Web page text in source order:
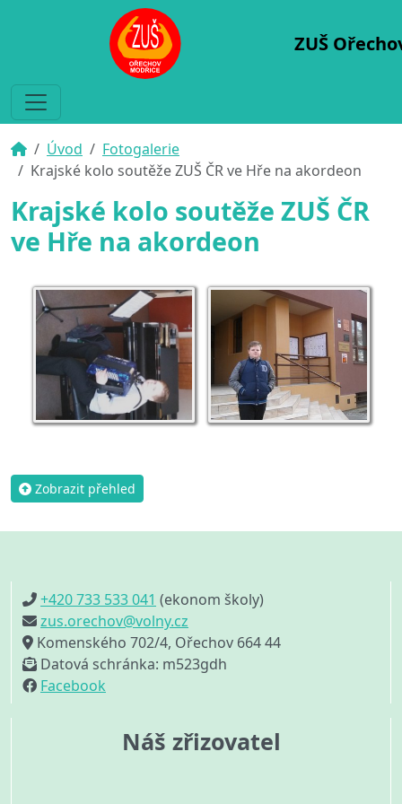
ZUŠ
Úvod
Fotogalerie
Krajské kolo soutěže ZUŠ ČR ve Hře na akordeon
Krajské kolo soutěže ZUŠ ČR
ve Hře na akordeon
Zobrazit přehled
+420 733 533 041 (ekonom školy)
zus.orechov@volny.cz
Komenského 702/4, Ořechov 664 44
Datová schránka: m523gdh
Facebook
Náš zřizovatel